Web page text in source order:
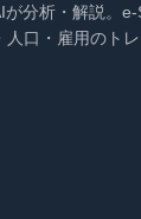
分析・解説。
口・雇用のトレ